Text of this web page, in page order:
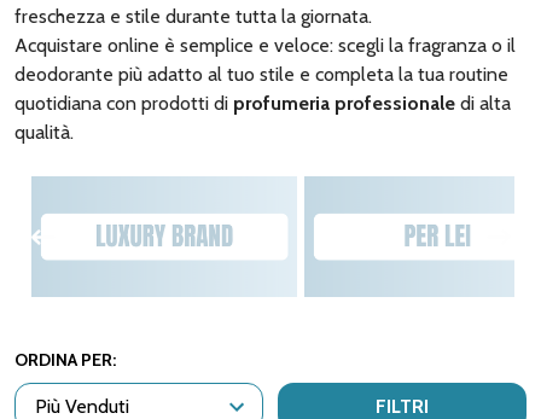
freschezza e stile durante tutta la giornata.
Acquistare online è semplice e veloce: scegli la fragranza o il
deodorante più adatto al tuo stile e completa la tua routine
quotidiana con prodotti di profumeria professionale di alta
qualità.
ORDINA PER:
FILTRI